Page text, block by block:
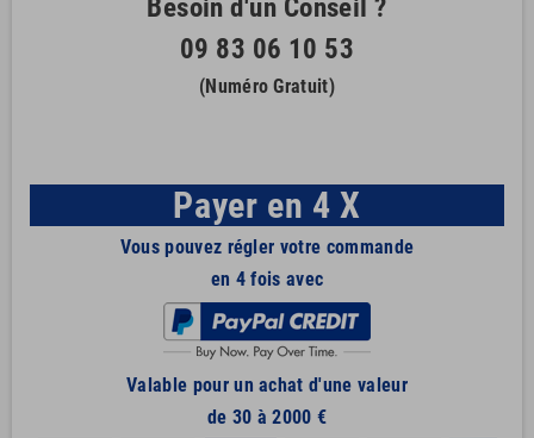
Besoin d'un Conseil ?
09 83 06 10 53
(Numéro Gratuit)
Payer en 4 X
Vous pouvez régler votre commande
en 4 fois avec
Valable pour un achat d'une valeur
de 30 à 2000 €